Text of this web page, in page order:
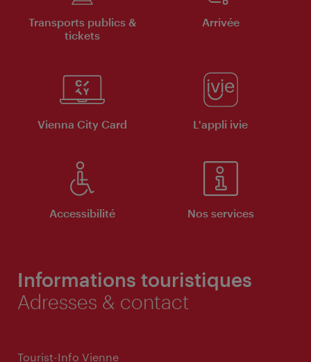
Transports publics &
tickets
Arrivée
Vienna City Card L'appli ivie
Accessibilité Nos services
Informations touristiques
Adresses & contact
Tourist-Info Vienne